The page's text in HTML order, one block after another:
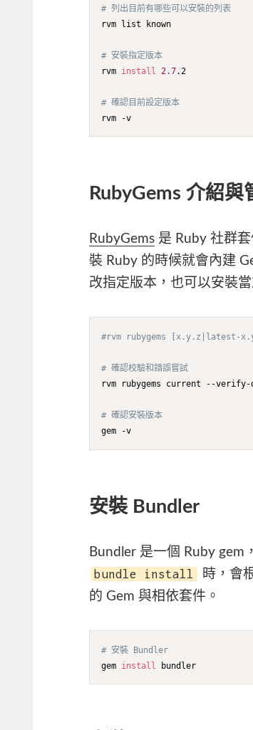
# 列出目前有哪些可以安裝的列表
rvm list known
# 安裝指定版本
rvm install 2.7.2
# 確認目前設定版本
rvm -v
RubyGems 介紹與
RubyGems 是 Ruby 社群
裝 Ruby 的時候就會內建
改指定版本，也可以安裝
#rvm rubygems [x.y.z|latest-
# 確認校驗和錯誤嘗試
rvm rubygems current --verify-
# 確認安裝版本
gem -v
安裝 Bundler
Bundler 是一個 Ruby gem
bundle install
時，會
的 Gem 與相依套件。
# 安裝 Bundler
gem install bundler